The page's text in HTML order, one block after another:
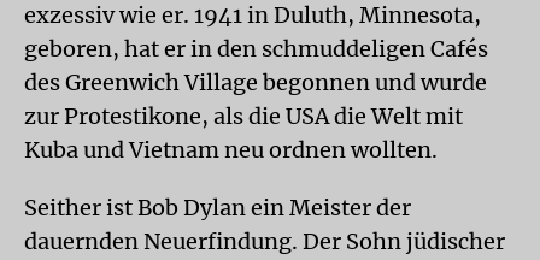
exzessiv wie er. 1941 in Duluth, Minnesota,
geboren, hat er in den schmuddeligen Cafés
des Greenwich Village begonnen und wurde
zur Protestikone, als die USA die Welt mit
Kuba und Vietnam neu ordnen wollten.
Seither ist Bob Dylan ein Meister der
dauernden Neuerfindung. Der Sohn jüdischer